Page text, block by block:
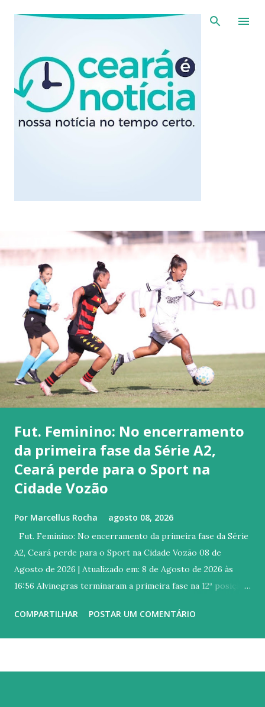
Pular para o conteúdo principal
Fut. Feminino: No encerramento
da primeira fase da Série A2,
Ceará perde para o Sport na
Cidade Vozão
Por Marcellus Rocha agosto 08, 2026
Fut. Feminino: No encerramento da primeira fase da Série
A2, Ceará perde para o Sport na Cidade Vozão 08 de
Agosto de 2026 | Atualizado em: 8 de Agosto de 2026 às
16:56 Alvinegras terminaram a primeira fase na 12ª posição
compartilhamento: Copiar Michael Douglas O Ceará
COMPARTILHAR POSTAR UM COMENTÁRIO